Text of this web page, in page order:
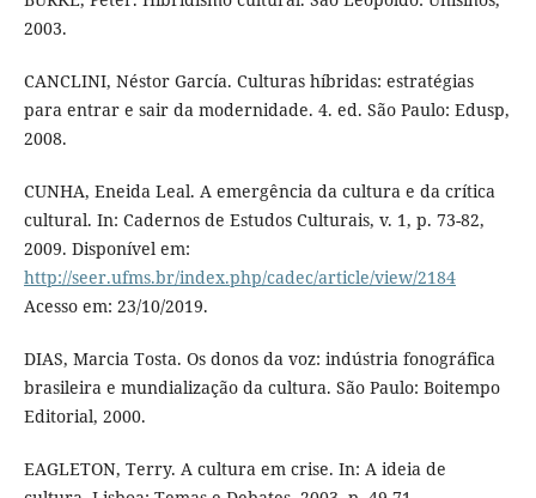
2003.
CANCLINI, Néstor García. Culturas híbridas: estratégias
para entrar e sair da modernidade. 4. ed. São Paulo: Edusp,
2008.
CUNHA, Eneida Leal. A emergência da cultura e da crítica
cultural. In: Cadernos de Estudos Culturais, v. 1, p. 73-82,
2009. Disponível em:
http://seer.ufms.br/index.php/cadec/article/view/2184
Acesso em: 23/10/2019.
DIAS, Marcia Tosta. Os donos da voz: indústria fonográfica
brasileira e mundialização da cultura. São Paulo: Boitempo
Editorial, 2000.
EAGLETON, Terry. A cultura em crise. In: A ideia de